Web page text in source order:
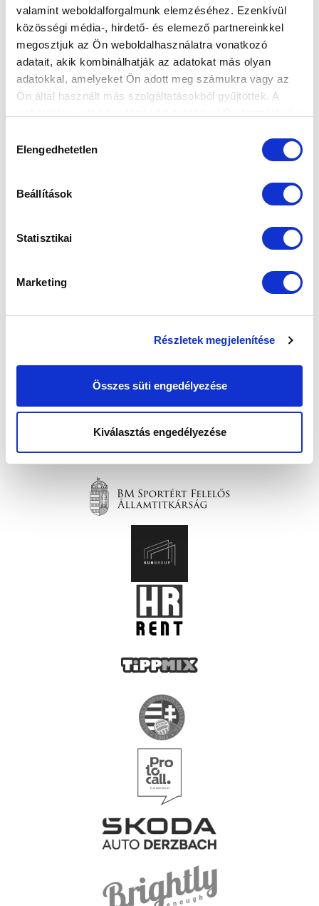
valamint weboldalforgalmunk elemzéséhez. Ezenkívül
közösségi média-, hirdető- és elemező partnereinkkel
megosztjuk az Ön weboldalhasználatra vonatkozó
adatait, akik kombinálhatják az adatokat más olyan
adatokkal, amelyeket Ön adott meg számukra vagy az
Ön által használt más szolgáltatásokból gyűjtöttek. A
kiválasztása
Elengedhetetlen
Beállítások
Statisztikai
Marketing
Részletek megjelenítése
Összes süti engedélyezése
Kiválasztás engedélyezése
Elfogadom azAdatvédelmi tájékoztatót!
FELIRATKOZOM